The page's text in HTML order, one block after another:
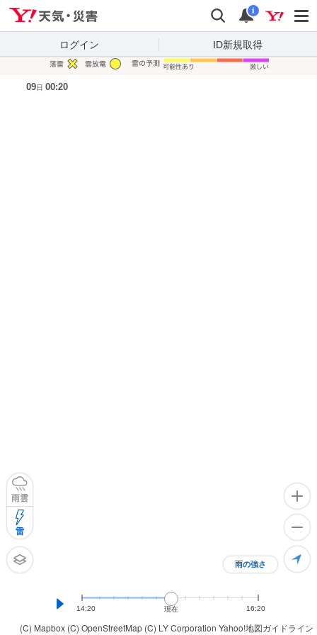
検索 通知
i
ログイン ID新規取得
(C) Mapbox (C) OpenStreetMap (C) LY Corporation Yahoo!地図ガイドライン
雨の強さ
雨雲
雷
14:20 現在 16:20
09日 00:20